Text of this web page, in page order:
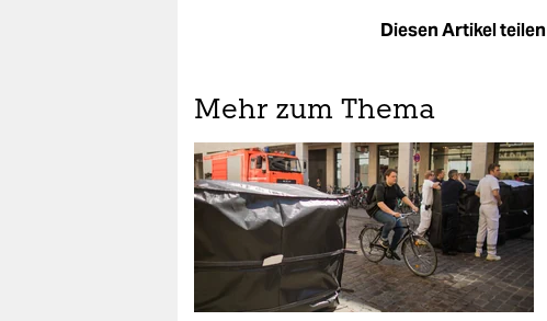
Diesen Artikel teilen
Mehr zum Thema